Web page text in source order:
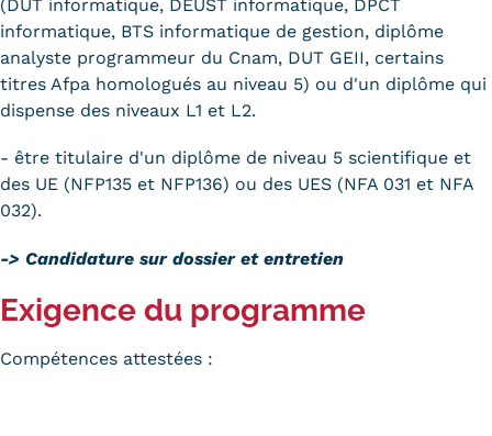
(DUT informatique, DEUST informatique, DPCT
informatique, BTS informatique de gestion, diplôme
analyste programmeur du Cnam, DUT GEII, certains
titres Afpa homologués au niveau 5) ou d'un diplôme qui
dispense des niveaux L1 et L2.
- être titulaire d'un diplôme de niveau 5 scientifique et
des UE (NFP135 et NFP136) ou des UES (NFA 031 et NFA
032).
-> Candidature sur dossier et entretien
Exigence du programme
Compétences attestées :